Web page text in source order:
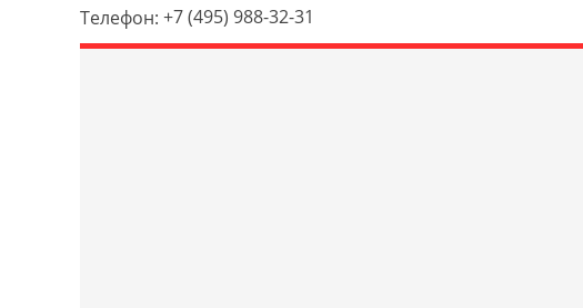
Телефон: +7 (495) 988-32-31